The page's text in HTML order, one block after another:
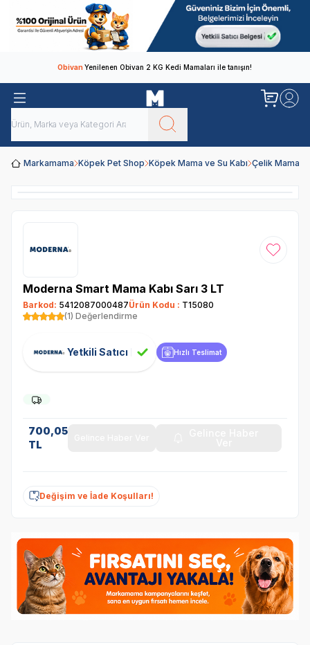
ObivanYenilenen Obivan 2 KG Kedi Mamaları ile tanışın!
Markamama Köpek Pet Shop Köpek Mama ve Su Kabı Çelik Mama
Favoriye
Moderna Smart Mama Kabı Sarı 3 LT
Barkod: 5412087000487Ürün Kodu : T15080
(1) Değerlendirme
Yetkili Satıcı Hızlı Teslimat
700,05
TL
Değişim ve İade Koşulları!